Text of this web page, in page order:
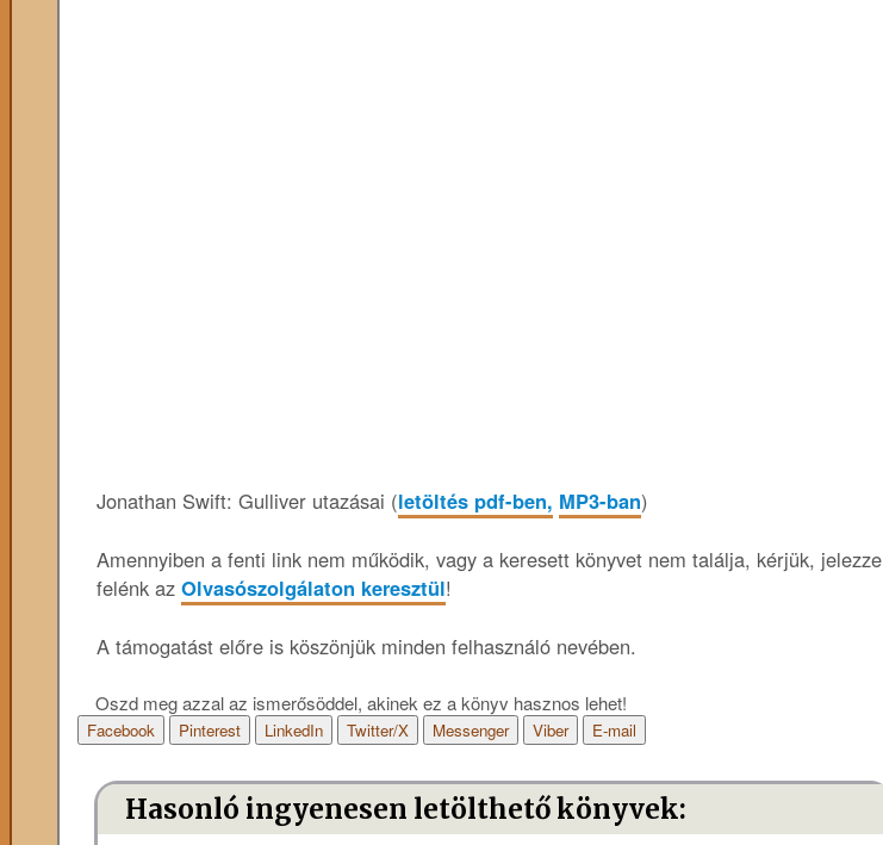
Jonathan Swift: Gulliver utazásai (letöltés pdf-ben, MP3-ban)
Amennyiben a fenti link nem működik, vagy a keresett könyvet nem találja, kérjük, jelezze
felénk az Olvasószolgálaton keresztül!
A támogatást előre is köszönjük minden felhasználó nevében.
Oszd meg azzal az ismerősöddel, akinek ez a könyv hasznos lehet!
Facebook Pinterest LinkedIn Twitter/X Messenger Viber E-mail
Hasonló ingyenesen letölthető könyvek: